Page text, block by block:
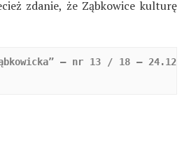
zdanie, że Ząbkowice kulturę
– nr 13 / 18 – 24.12